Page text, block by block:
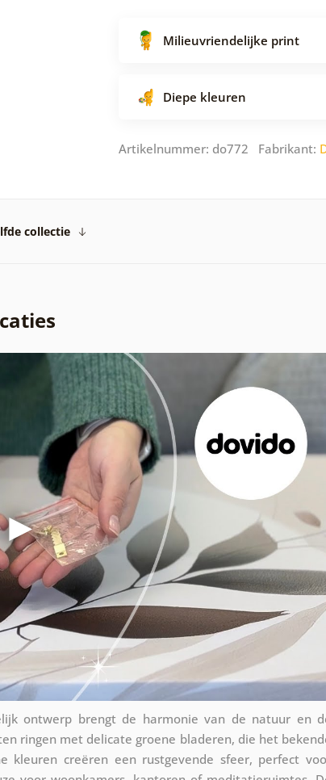
Milieuvriendelijke print
Diepe kleuren
Artikelnummer: do772 Fabrikant:
collectie
ontwerp brengt de harmonie van de natuur en
ringen met delicate groene bladeren, die het
kleuren creëren een rustgevende sfeer, perfect